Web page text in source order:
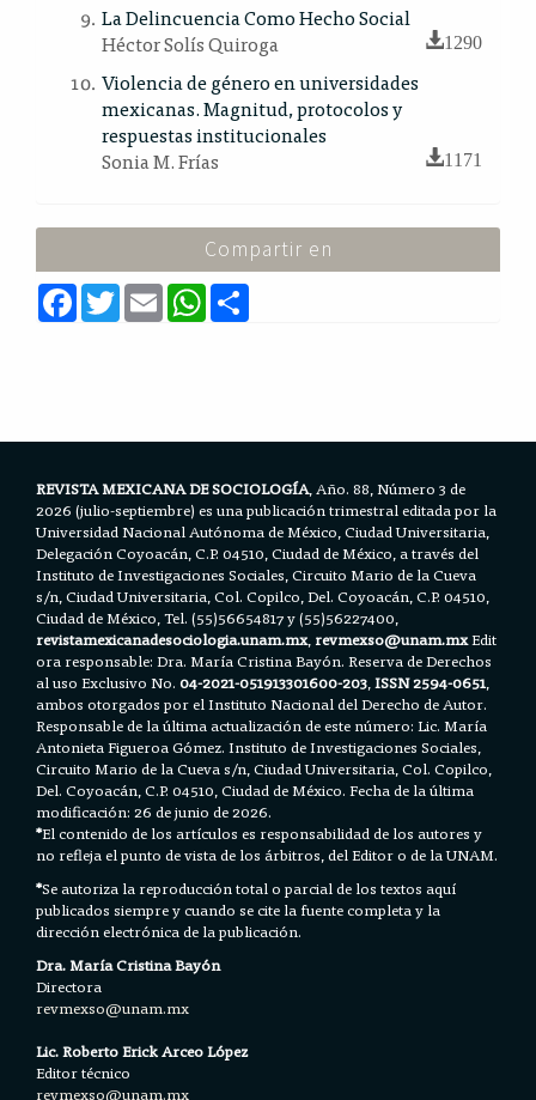
La Delincuencia Como Hecho Social
Héctor Solís Quiroga
1290
Violencia de género en universidades
mexicanas. Magnitud, protocolos y
respuestas institucionales
Sonia M. Frías
1171
Compartir en
F
a
c
T
w
E
m
a
W
h
a
REVISTA MEXICANA DE SOCIOLOGÍA, Año. 88, Número 3 de
2026 (julio-septiembre) es una publicación trimestral editada por la
Universidad Nacional Autónoma de México, Ciudad Universitaria,
Delegación Coyoacán, C.P. 04510, Ciudad de México, a través del
Instituto de Investigaciones Sociales, Circuito Mario de la Cueva
s/n, Ciudad Universitaria, Col. Copilco, Del. Coyoacán, C.P. 04510,
Ciudad de México, Tel. (55)56654817 y (55)56227400,
revistamexicanadesociologia.unam.mx,revmexso@unam.mxEdit
ora responsable: Dra. María Cristina Bayón. Reserva de Derechos
al uso Exclusivo No.04-2021-051913301600-203,ISSN 2594-0651,
ambos otorgados por el Instituto Nacional del Derecho de Autor.
Responsable de la última actualización de este número: Lic. María
Antonieta Figueroa Gómez. Instituto de Investigaciones Sociales,
Circuito Mario de la Cueva s/n, Ciudad Universitaria, Col. Copilco,
Del. Coyoacán, C.P. 04510, Ciudad de México. Fecha de la última
modificación: 26 de junio de 2026.
*El contenido de los artículos es responsabilidad de los autores y
no refleja el punto de vista de los árbitros, del Editor o de la UNAM.
*Se autoriza la reproducción total o parcial de los textos aquí
publicados siempre y cuando se cite la fuente completa y la
dirección electrónica de la publicación.
Dra. María Cristina Bayón
Directora
revmexso@unam.mx
Lic. Roberto Erick Arceo López
Editor técnico
revmexso@unam.mx